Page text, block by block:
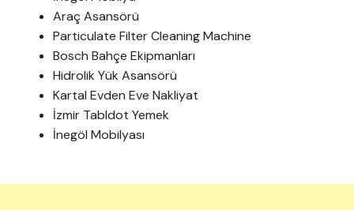
Araç Asansörü
Particulate Filter Cleaning Machine
Bosch Bahçe Ekipmanları
Hidrolik Yük Asansörü
Kartal Evden Eve Nakliyat
İzmir Tabldot Yemek
İnegöl Mobilyası